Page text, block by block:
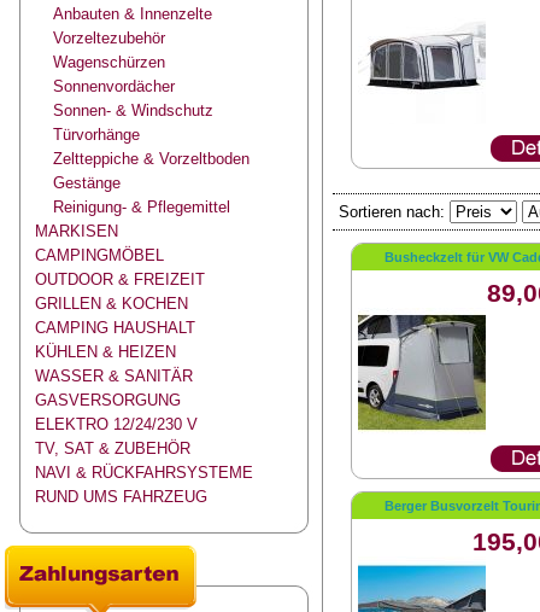
Anbauten & Innenzelte
Vorzeltezubehör
Wagenschürzen
Sonnenvordächer
Sonnen- & Windschutz
Türvorhänge
Zeltteppiche & Vorzeltboden
Gestänge
Reinigung- & Pflegemittel
MARKISEN
CAMPINGMÖBEL
OUTDOOR & FREIZEIT
GRILLEN & KOCHEN
CAMPING HAUSHALT
KÜHLEN & HEIZEN
WASSER & SANITÄR
GASVERSORGUNG
ELEKTRO 12/24/230 V
TV, SAT & ZUBEHÖR
NAVI & RÜCKFAHRSYSTEME
RUND UMS FAHRZEUG
Sortieren nach:
Busheckzelt für VW
Berger Busvorzelt